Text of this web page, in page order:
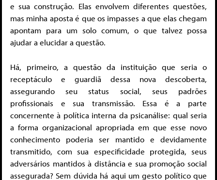
e sua construção. Elas envolvem diferentes questões,
mas minha aposta é que os impasses a que elas chegam
apontam para um solo comum, o que talvez possa
ajudar a elucidar a questão.
Há, primeiro, a questão da instituição que seria o
receptáculo e guardiã dessa nova descoberta,
assegurando seu status social, seus padrões
profissionais e sua transmissão. Essa é a parte
concernente à política interna da psicanálise: qual seria
a forma organizacional apropriada em que esse novo
conhecimento poderia ser mantido e devidamente
transmitido, com sua especificidade protegida, seus
adversários mantidos à distância e sua promoção social
assegurada? Sem dúvida há aqui um gesto político que